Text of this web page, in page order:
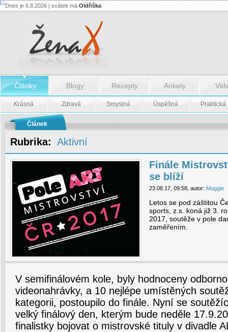
Finále
-
Finále
Mistrovství
2017
se
blíží
Dnes je 6.8.2026 | svátek má Oldřiška
Články Blogy Recepty Ankety
Krásná Zdravá Smyslná Úspěšná Praktická
Článek
Rubrika: Aktivní
Finále
se blíží
23.08.17, 09:58, autor: Maggie
Letos se pod záštitou
sports, z.s. koná již 3.
2017, soutěže v pole
zaměřením.
V semifinálovém kole, byly hodnoceny
videonahrávky, a 10 nejlépe umístěných
kategorii, postoupilo do finále. Nyní se
velký finálový den, kterým bude neděle
finalistky bojovat o mistrovské tituly v divadle